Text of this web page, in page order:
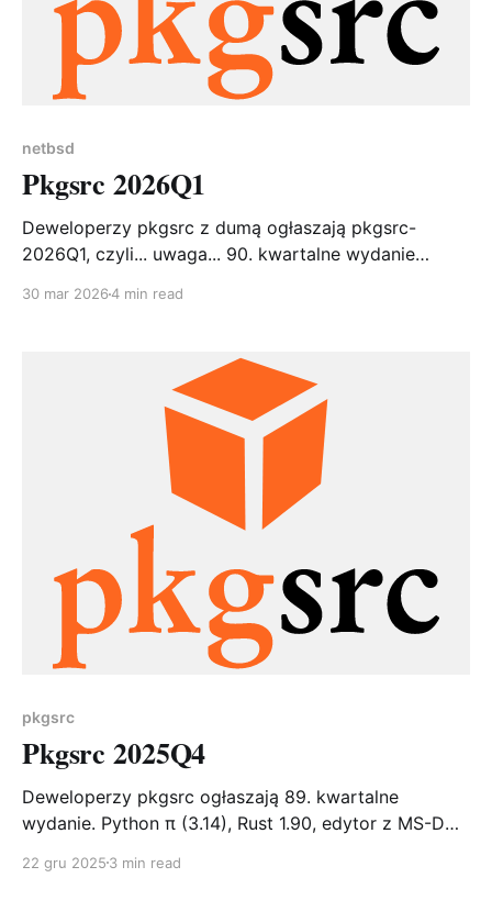
netbsd
Pkgsrc 2026Q1
Deweloperzy pkgsrc z dumą ogłaszają pkgsrc-
2026Q1, czyli... uwaga... 90. kwartalne wydanie
pakietów na praktycznie każdą platformę, która ma
kompilator C. W repozytorium znajduje się już ponad
29 000 pakietów, a projekt nie zwalnia tempa. Jeśli
30 mar 20264 min read
pkgsrc
Pkgsrc 2025Q4
Deweloperzy pkgsrc ogłaszają 89. kwartalne
wydanie. Python π (3.14), Rust 1.90, edytor z MS-DOS
nostalgią. 112 nowych pakietów, 2326 aktualizacji i
22 gru 2025 3 min read